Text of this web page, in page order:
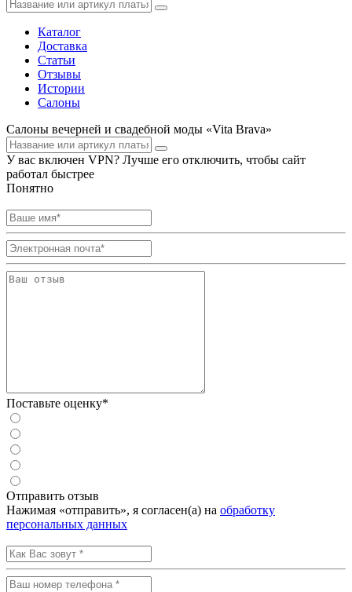
Каталог
Доставка
Статьи
Отзывы
Истории
Салоны
Салоны вечерней и свадебной моды «Vita Brava»
У вас включен VPN? Лучше его отключить, чтобы сайт
работал быстрее
Понятно
Поставьте оценку*
Отправить отзыв
Нажимая «отправить», я согласен(а) на обработку
персональных данных